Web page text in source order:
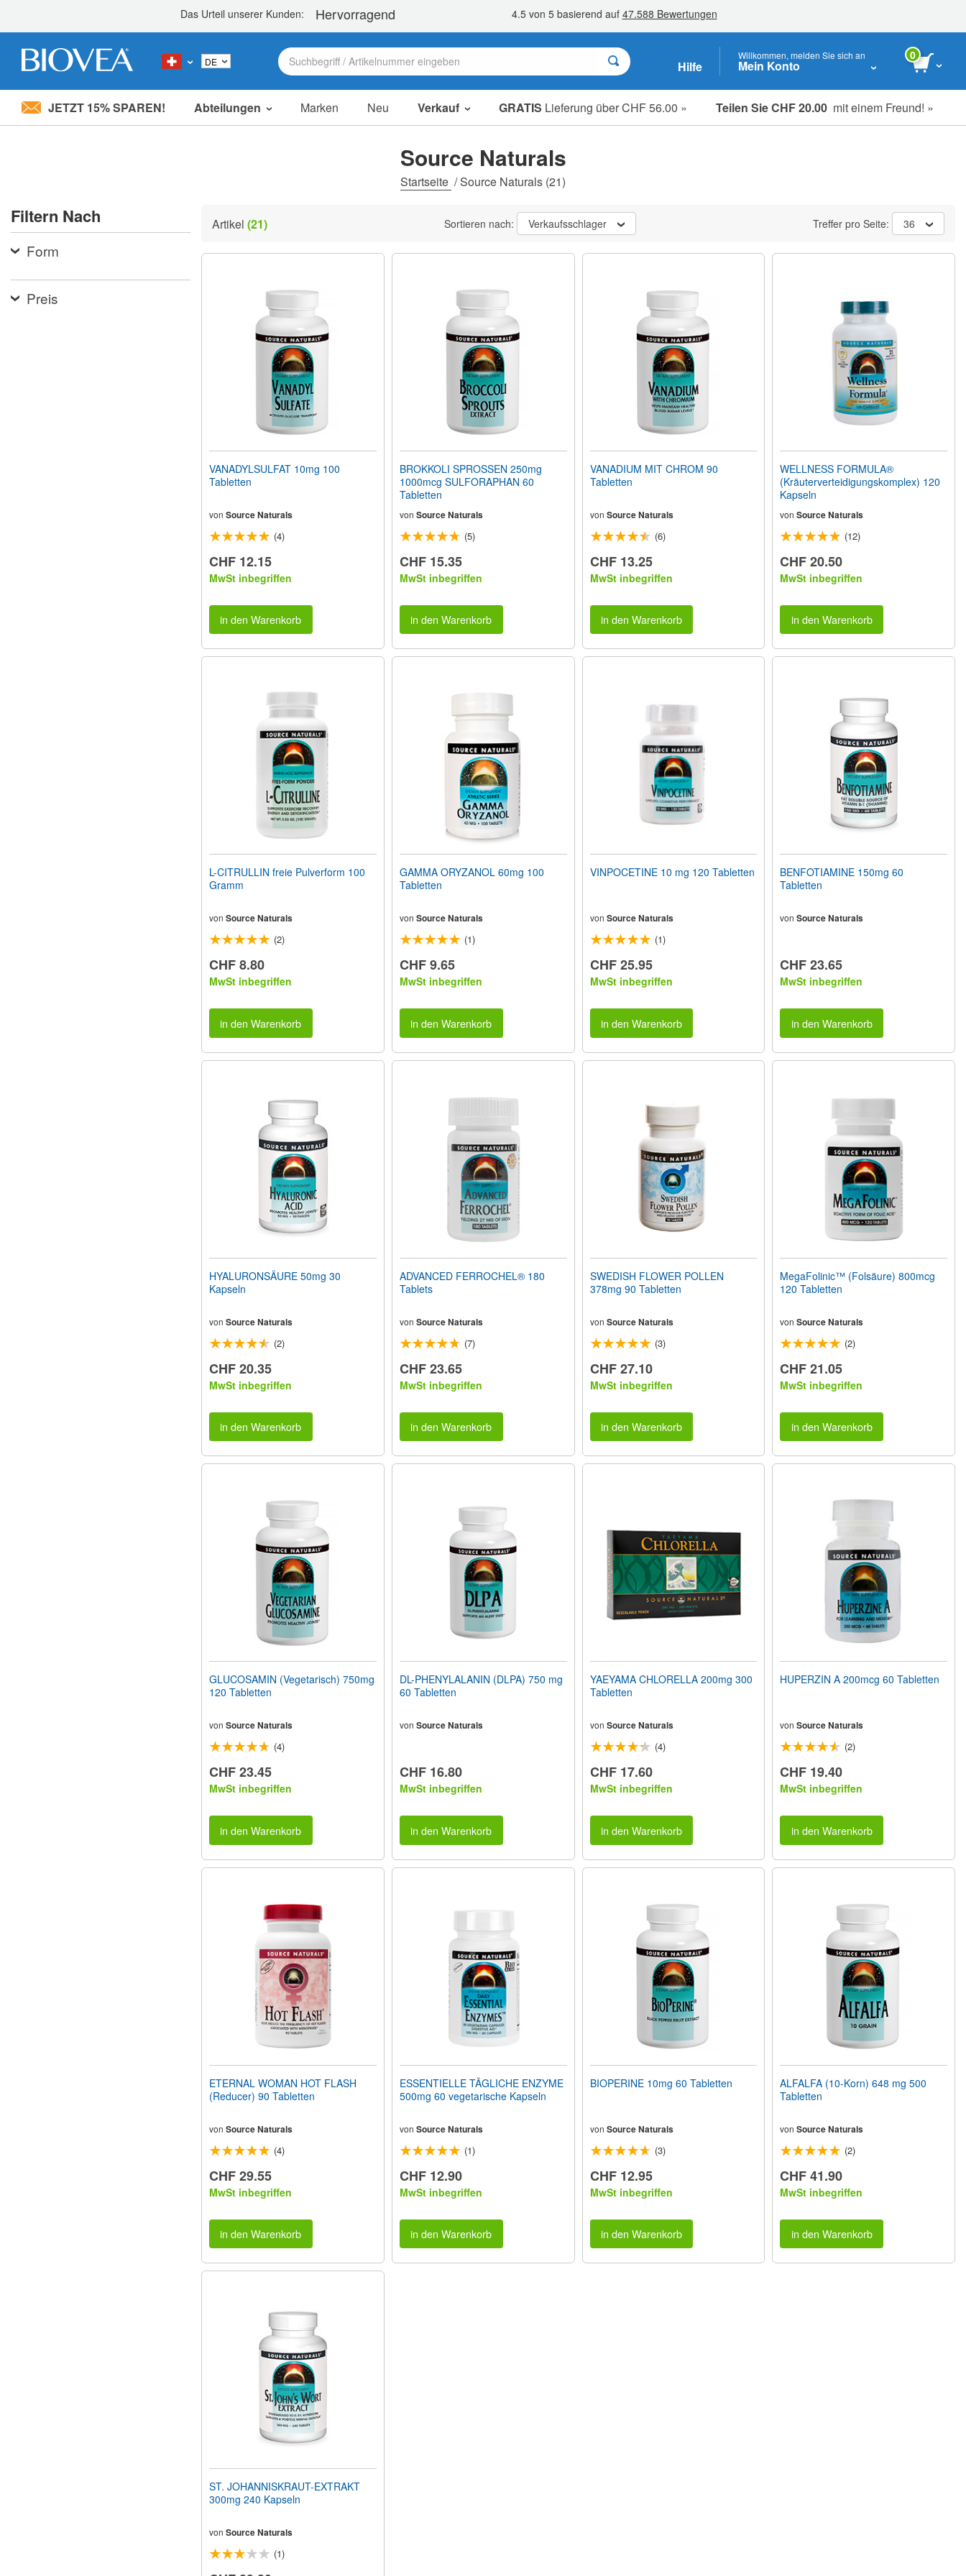
Bitte
Barrierefreiheitssystem.
Drücken
Strg-
um
die
Website
Hilfe
Willkommen, melden Sie sich an
Mein Konto
0
JETZT 15% SPAREN! Abteilungen Marken Neu Verkauf GRATIS Lieferung über CHF 56.00 » Teilen Sie CHF 20.00 mit einem Freund! »
Sale Artikel
Ausverkauf
Source Naturals
Startseite /Source Naturals (21)
Filtern Nach
Form
Preis
Artikel (21) Sortieren nach: Verkaufsschlager Treffer pro Seite: 36
VANADYLSULFAT 10mg 100
Tabletten
von Source Naturals
(4)
CHF 12.15
MwSt inbegriffen
in den Warenkorb
BROKKOLI SPROSSEN 250mg
1000mcg SULFORAPHAN 60
Tabletten
von Source Naturals
(5)
CHF 15.35
MwSt inbegriffen
in den Warenkorb
VANADIUM MIT CHROM 90
Tabletten
von Source Naturals
(6)
CHF 13.25
MwSt inbegriffen
in den Warenkorb
WELLNESS FORMULA®
(Kräuterverteidigungskomplex) 120
Kapseln
von Source Naturals
(12)
CHF 20.50
MwSt inbegriffen
in den Warenkorb
L-CITRULLIN freie Pulverform 100
Gramm
von Source Naturals
(2)
CHF 8.80
MwSt inbegriffen
in den Warenkorb
GAMMA ORYZANOL 60mg 100
Tabletten
von Source Naturals
(1)
CHF 9.65
MwSt inbegriffen
in den Warenkorb
VINPOCETINE 10 mg 120 Tabletten
von Source Naturals
(1)
CHF 25.95
MwSt inbegriffen
in den Warenkorb
BENFOTIAMINE 150mg 60
Tabletten
von Source Naturals
CHF 23.65
MwSt inbegriffen
in den Warenkorb
HYALURONSÄURE 50mg 30
Kapseln
von Source Naturals
(2)
CHF 20.35
MwSt inbegriffen
in den Warenkorb
ADVANCED FERROCHEL® 180
Tablets
von Source Naturals
(7)
CHF 23.65
MwSt inbegriffen
in den Warenkorb
SWEDISH FLOWER POLLEN
378mg 90 Tabletten
von Source Naturals
(3)
CHF 27.10
MwSt inbegriffen
in den Warenkorb
MegaFolinic™ (Folsäure) 800mcg
120 Tabletten
von Source Naturals
(2)
CHF 21.05
MwSt inbegriffen
in den Warenkorb
GLUCOSAMIN (Vegetarisch) 750mg
120 Tabletten
von Source Naturals
(4)
CHF 23.45
MwSt inbegriffen
in den Warenkorb
DL-PHENYLALANIN (DLPA) 750 mg
60 Tabletten
von Source Naturals
CHF 16.80
MwSt inbegriffen
in den Warenkorb
YAEYAMA CHLORELLA 200mg 300
Tabletten
von Source Naturals
(4)
CHF 17.60
MwSt inbegriffen
in den Warenkorb
HUPERZIN A 200mcg 60 Tabletten
von Source Naturals
(2)
CHF 19.40
MwSt inbegriffen
in den Warenkorb
ETERNAL WOMAN HOT FLASH
(Reducer) 90 Tabletten
von Source Naturals
(4)
CHF 29.55
MwSt inbegriffen
in den Warenkorb
ESSENTIELLE TÄGLICHE ENZYME
500mg 60 vegetarische Kapseln
von Source Naturals
(1)
CHF 12.90
MwSt inbegriffen
in den Warenkorb
BIOPERINE 10mg 60 Tabletten
von Source Naturals
(3)
CHF 12.95
MwSt inbegriffen
in den Warenkorb
ALFALFA (10-Korn) 648 mg 500
Tabletten
von Source Naturals
(2)
CHF 41.90
MwSt inbegriffen
in den Warenkorb
ST. JOHANNISKRAUT-EXTRAKT
300mg 240 Kapseln
von Source Naturals
(1)